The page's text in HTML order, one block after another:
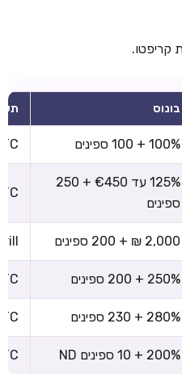
בונוס
100% + 100 ספינים
125% עד €450 + 250
ספינים
2,000 ₪ + 200 ספינים
250% + 200 ספינים
280% + 230 ספינים
200% + 10 ספינים ND